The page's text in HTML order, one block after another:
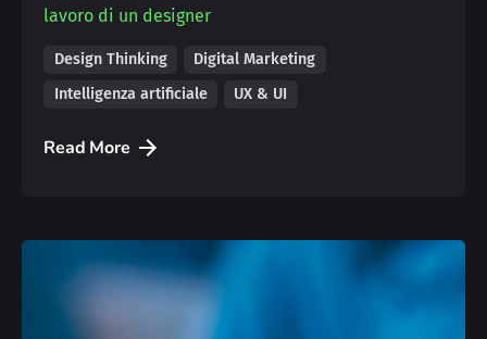
lavoro di un designer
Design Thinking
Digital Marketing
Intelligenza artificiale
UX & UI
Read More